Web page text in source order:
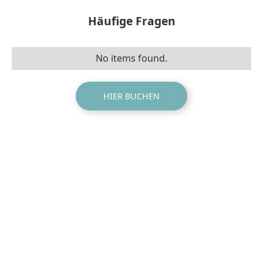
Häufige Fragen
No items found.
HIER BUCHEN